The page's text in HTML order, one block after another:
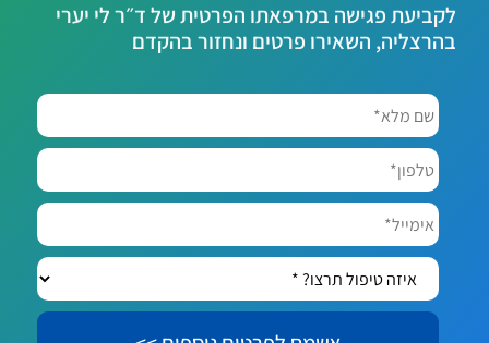
לקביעת פגישה במרפאתו הפרטית של ד״ר לי יערי
בהרצליה, השאירו פרטים ונחזור בהקדם
שם
מלא* *
טלפון*
אימייל*
איזה
טיפול
תרצו?